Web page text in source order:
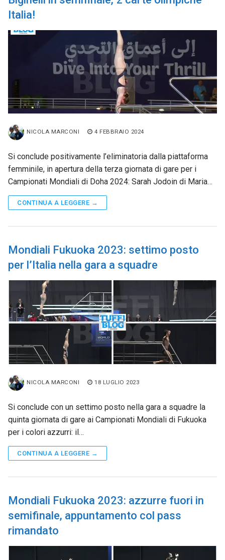
Italia!
NICOLA MARCONI 4 FEBBRAIO 2024
Si conclude positivamente l’eliminatoria dalla piattaforma
femminile, in apertura della terza giornata di gare per i
Campionati Mondiali di Doha 2024: Sarah Jodoin di Maria…
CONTINUA A LEGGERE →
Mondiali Fukuoka 2023: settimo posto
per l’Italia nella gara a squadre
NICOLA MARCONI 18 LUGLIO 2023
Si conclude con un settimo posto nella gara a squadre la
quinta giornata di gare ai Campionati Mondiali di Fukuoka
per i colori azzurri: il…
CONTINUA A LEGGERE →
Mondiali Fukuoka 2023: azzurre fuori in
semifinale, appuntamento col pass
rimandato